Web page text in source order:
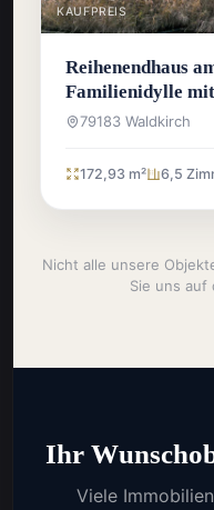
KAUFPREIS
Reihenendhaus
Familienidylle
Traumlage
79183 Waldkirch
172,93 m² 6,5
Nicht alle unsere
Sie uns auf
Ihr
Viele